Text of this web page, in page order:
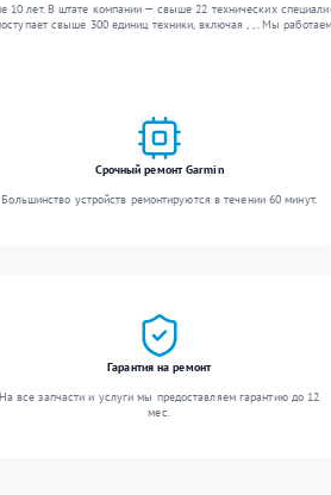
лет. В штате компании — свыше 22 технических
свыше 300 единиц техники, включая , , . Мы
Срочный ремонт Garmin
Большинство устройств ремонтируются в течении 60 минут.
Гарантия на ремонт
На все запчасти и услуги мы предоставляем гарантию до 12
мес.